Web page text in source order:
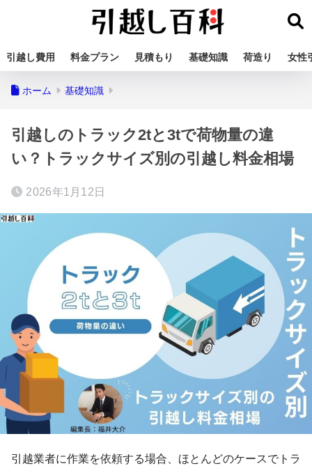
引越し費用 料金プラン 見積もり 基礎知識 荷造り 女性
ホーム 基礎知識
引越しのトラック2tと3tで荷物量の違
い？トラックサイズ別の引越し料金相場
2026年1月12日
引越業者に作業を依頼する場合、ほとんどのケースでトラ